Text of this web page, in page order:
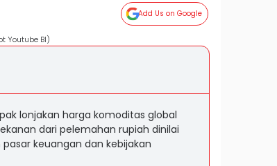
Add Us on Google
Youtube BI)
lonjakan harga komoditas global
dari pelemahan rupiah dinilai
keuangan dan kebijakan